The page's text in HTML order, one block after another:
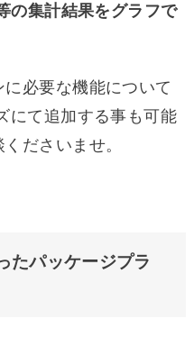
の集計結果をグラフで
に必要な機能について
にて追加する事も可能
ださいませ。
たパッケージプラ